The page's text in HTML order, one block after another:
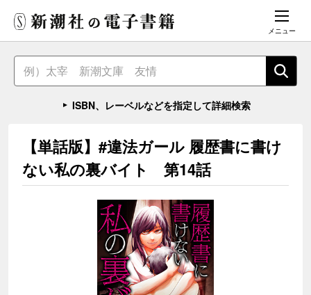
メニュー
ISBN、レーベルなどを指定して詳細検索
【単話版】#違法ガール 履歴書に書け
ない私の裏バイト 第14話